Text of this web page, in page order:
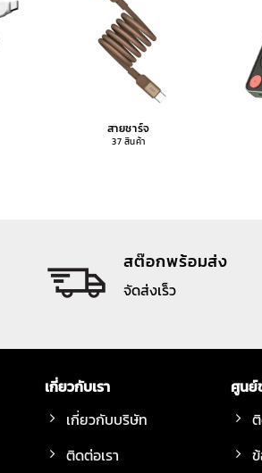
สายชาร์จ
37 สินค้า
สต๊อกพร้อมส่ง
จัดส่งเร็ว
เกี่ยวกับเรา
เกี่ยวกับบริษัท
ติดต่อเรา
ศูนย์